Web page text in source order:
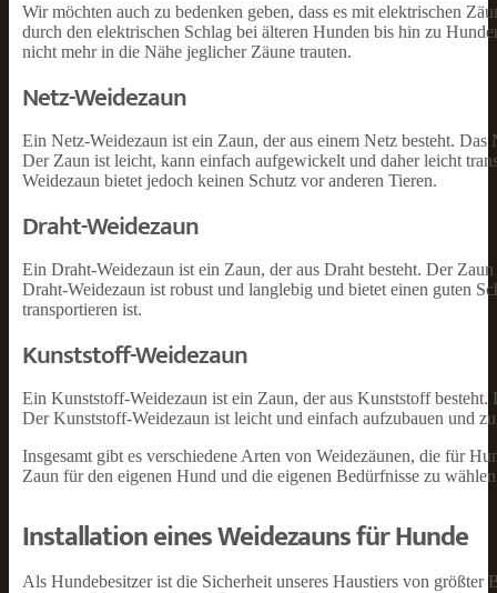
Wir möchten auch zu bedenken geben, dass es mit elektrischen
durch den elektrischen Schlag bei älteren Hunden bis hin zu
nicht mehr in die Nähe jeglicher Zäune trauten.
Netz-Weidezaun
Ein Netz-Weidezaun ist ein Zaun, der aus einem Netz besteht.
Der Zaun ist leicht, kann einfach aufgewickelt und daher leicht
Weidezaun bietet jedoch keinen Schutz vor anderen Tieren.
Draht-Weidezaun
Ein Draht-Weidezaun ist ein Zaun, der aus Draht besteht. Der
Draht-Weidezaun ist robust und langlebig und bietet einen guten
transportieren ist.
Kunststoff-Weidezaun
Ein Kunststoff-Weidezaun ist ein Zaun, der aus Kunststoff
Der Kunststoff-Weidezaun ist leicht und einfach aufzubauen und
Insgesamt gibt es verschiedene Arten von Weidezäunen, die für
Zaun für den eigenen Hund und die eigenen Bedürfnisse zu
Installation eines Weidezauns für Hunde
Als Hundebesitzer ist die Sicherheit unseres Haustiers von